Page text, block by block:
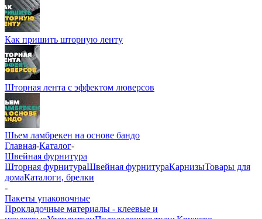
Как пришить шторную ленту
Шторная лента с эффектом люверсов
Шьем ламбрекен на основе бандо
Главная-Каталог-
Швейная фурнитура
Шторная фурнитураШвейная фурнитураКарнизыТовары для
домаКаталоги, брелки
-
Пакеты упаковочные
Прокладочные материалы - клеевые и